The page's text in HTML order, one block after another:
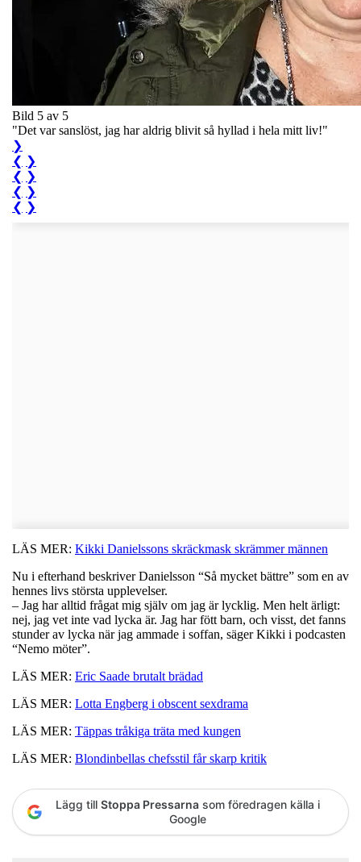
Bild 5 av 5
"Det var sanslöst, jag har aldrig blivit så hyllad i hela mitt liv!"
❯
❮ ❯
❮ ❯
❮ ❯
❮ ❯
LÄS MER: Kikki Danielssons skräckmask skrämmer männen
Nu i efterhand beskriver Danielsson “Så mycket bättre” som en av
hennes livs största upplevelser.
– Jag har alltid frågat mig själv om jag är lycklig. Men helt ärligt:
nej, jag vet inte vad lycka är. Jag har fött barn, och visst, det fanns
stunder av lycka när jag ammade i soffan, säger Kikki i podcasten
“Nemo möter”.
LÄS MER: Eric Saade brutalt brädad
LÄS MER: Lotta Engberg i obscent sexdrama
LÄS MER: Täppas tråkiga träta med kungen
LÄS MER: Blondinbellas chefsstil får skarp kritik
Lägg till Stoppa Pressarna som föredragen källa i
Google